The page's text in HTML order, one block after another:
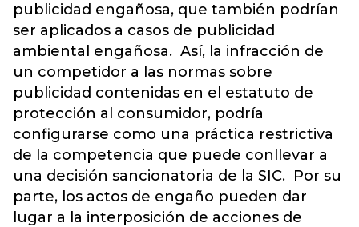
publicidad engañosa, que también podrían
ser aplicados a casos de publicidad
ambiental engañosa. Así, la infracción de
un competidor a las normas sobre
publicidad contenidas en el estatuto de
protección al consumidor, podría
configurarse como una práctica restrictiva
de la competencia que puede conllevar a
una decisión sancionatoria de la SIC. Por su
parte, los actos de engaño pueden dar
lugar a la interposición de acciones de